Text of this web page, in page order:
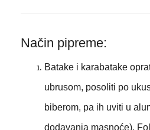
Način pipreme:
Batake i karabatake
ubrusom, posoliti po
biberom, pa ih uviti u
dodavanja masnoće).